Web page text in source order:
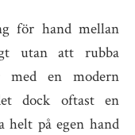
för hand mellan
utan att rubba
med en modern
dock oftast en
helt på egen hand